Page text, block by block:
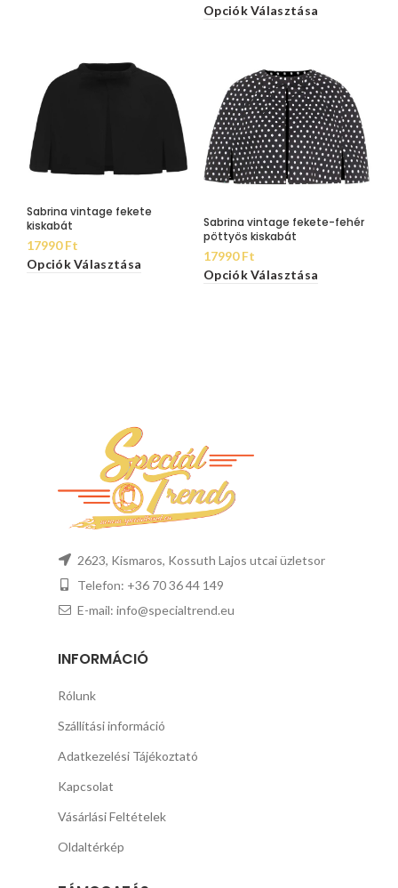
Opciók Választása
Sabrina vintage fekete
kiskabát
17990Ft
Opciók Választása
Sabrina vintage fekete-fehér
pöttyös kiskabát
17990Ft
Opciók Választása
2623, Kismaros, Kossuth Lajos utcai üzletsor
Telefon: +36 70 36 44 149
E-mail: info@specialtrend.eu
INFORMÁCIÓ
Rólunk
Szállítási információ
Adatkezelési Tájékoztató
Kapcsolat
Vásárlási Feltételek
Oldaltérkép